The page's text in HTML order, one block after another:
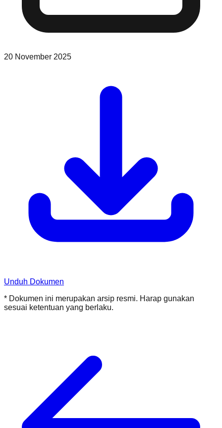
20 November 2025
Unduh Dokumen
* Dokumen ini merupakan arsip resmi. Harap gunakan
sesuai ketentuan yang berlaku.